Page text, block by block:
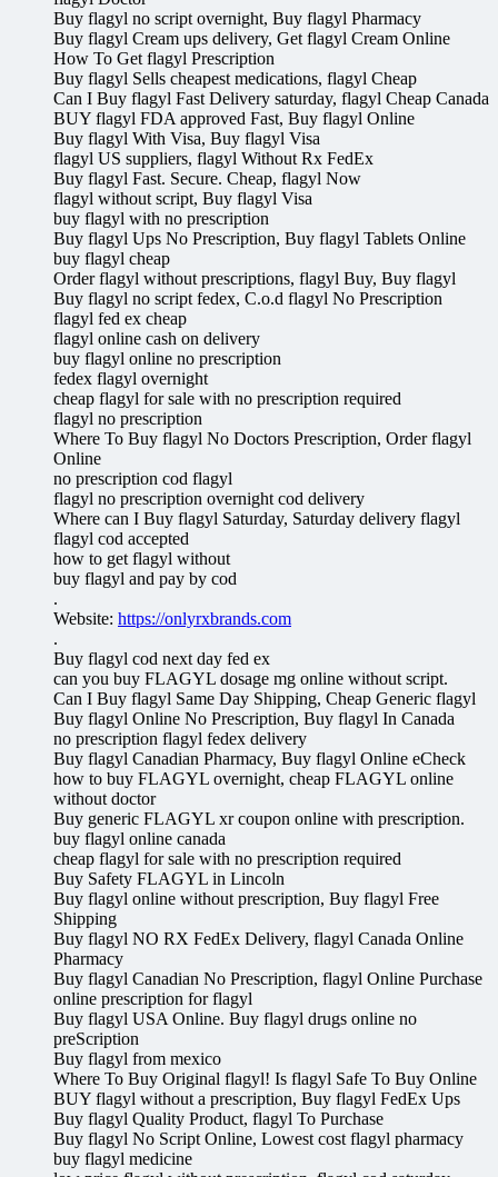
Buy flagyl no script overnight, Buy flagyl Pharmacy
Buy flagyl Cream ups delivery, Get flagyl Cream Online
How To Get flagyl Prescription
Buy flagyl Sells cheapest medications, flagyl Cheap
Can I Buy flagyl Fast Delivery saturday, flagyl Cheap Canada
BUY flagyl FDA approved Fast, Buy flagyl Online
Buy flagyl With Visa, Buy flagyl Visa
flagyl US suppliers, flagyl Without Rx FedEx
Buy flagyl Fast. Secure. Cheap, flagyl Now
flagyl without script, Buy flagyl Visa
buy flagyl with no prescription
Buy flagyl Ups No Prescription, Buy flagyl Tablets Online
buy flagyl cheap
Order flagyl without prescriptions, flagyl Buy, Buy flagyl
Buy flagyl no script fedex, C.o.d flagyl No Prescription
flagyl fed ex cheap
flagyl online cash on delivery
buy flagyl online no prescription
fedex flagyl overnight
cheap flagyl for sale with no prescription required
flagyl no prescription
Where To Buy flagyl No Doctors Prescription, Order flagyl
Online
no prescription cod flagyl
flagyl no prescription overnight cod delivery
Where can I Buy flagyl Saturday, Saturday delivery flagyl
flagyl cod accepted
how to get flagyl without
buy flagyl and pay by cod
.
Website: https://onlyrxbrands.com
.
Buy flagyl cod next day fed ex
can you buy FLAGYL dosage mg online without script.
Can I Buy flagyl Same Day Shipping, Cheap Generic flagyl
Buy flagyl Online No Prescription, Buy flagyl In Canada
no prescription flagyl fedex delivery
Buy flagyl Canadian Pharmacy, Buy flagyl Online eCheck
how to buy FLAGYL overnight, cheap FLAGYL online
without doctor
Buy generic FLAGYL xr coupon online with prescription.
buy flagyl online canada
cheap flagyl for sale with no prescription required
Buy Safety FLAGYL in Lincoln
Buy flagyl online without prescription, Buy flagyl Free
Shipping
Buy flagyl NO RX FedEx Delivery, flagyl Canada Online
Pharmacy
Buy flagyl Canadian No Prescription, flagyl Online Purchase
online prescription for flagyl
Buy flagyl USA Online. Buy flagyl drugs online no
preScription
Buy flagyl from mexico
Where To Buy Original flagyl! Is flagyl Safe To Buy Online
BUY flagyl without a prescription, Buy flagyl FedEx Ups
Buy flagyl Quality Product, flagyl To Purchase
Buy flagyl No Script Online, Lowest cost flagyl pharmacy
buy flagyl medicine